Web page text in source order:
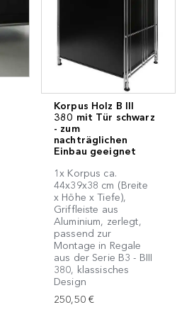
Korpus Holz B III
380 mit Tür schwarz
- zum
nachträglichen
Einbau geeignet
1x Korpus ca.
44x39x38 cm (Breite
x Höhe x Tiefe),
Griffleiste aus
Aluminium, zerlegt,
passend zur
Montage in Regale
aus der Serie B3 - BIII
380, klassisches
Design
250,50 €